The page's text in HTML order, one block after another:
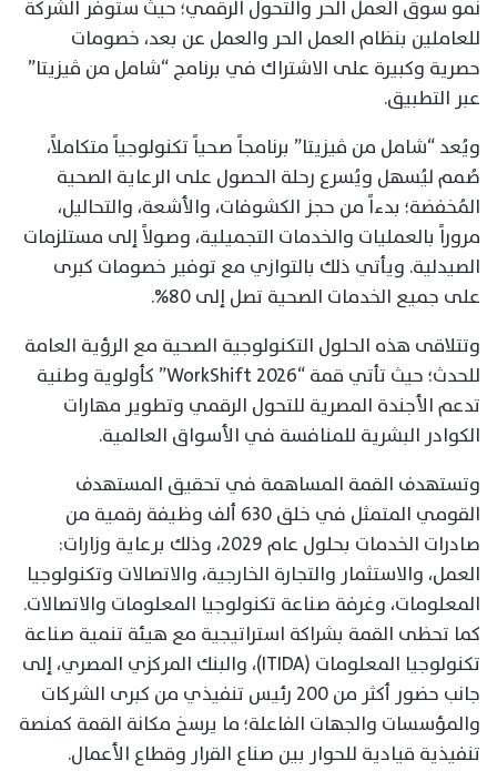
نمو سوق العمل الحر والتحول الرقمي؛ حيث ستوفر الشركة
للعاملين بنظام العمل الحر والعمل عن بعد، خصومات
حصرية وكبيرة على الاشتراك في برنامج “شامل من ڤيزيتا”
عبر التطبيق.
ويُعد “شامل من ڤيزيتا” برنامجاً صحياً تكنولوجياً متكاملاً،
صُمم ليُسهل ويُسرع رحلة الحصول على الرعاية الصحية
المُخفضة؛ بدءاً من حجز الكشوفات، والأشعة، والتحاليل،
مروراً بالعمليات والخدمات التجميلية، وصولاً إلى مستلزمات
الصيدلية. ويأتي ذلك بالتوازي مع توفير خصومات كبرى
على جميع الخدمات الصحية تصل إلى 80%.
وتتلاقى هذه الحلول التكنولوجية الصحية مع الرؤية العامة
للحدث؛ حيث تأتي قمة “WorkShift 2026” كأولوية وطنية
تدعم الأجندة المصرية للتحول الرقمي وتطوير مهارات
الكوادر البشرية للمنافسة في الأسواق العالمية.
وتستهدف القمة المساهمة في تحقيق المستهدف
القومي المتمثل في خلق 630 ألف وظيفة رقمية من
صادرات الخدمات بحلول عام 2029، وذلك برعاية وزارات:
العمل، والاستثمار والتجارة الخارجية، والاتصالات وتكنولوجيا
المعلومات، وغرفة صناعة تكنولوجيا المعلومات والاتصالات.
كما تحظى القمة بشراكة استراتيجية مع هيئة تنمية صناعة
تكنولوجيا المعلومات (ITIDA)، والبنك المركزي المصري، إلى
جانب حضور أكثر من 200 رئيس تنفيذي من كبرى الشركات
والمؤسسات والجهات الفاعلة؛ ما يرسخ مكانة القمة كمنصة
تنفيذية قيادية للحوار بين صناع القرار وقطاع الأعمال.